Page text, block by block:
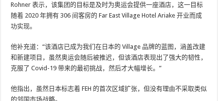
Rohner 表示，该集团的目标是及时为奥运会提供一座酒店，这一目标
随着 2020 年拥有 306 间客房的 Far East Village Hotel Ariake 开业而成
功实现。
他补充道：“该酒店已成为我们在日本的 Village 品牌的蓝图，涵盖改建
和新建项目，虽然奥运会随后被推迟，但该酒店表现出了强大的韧性，
克服了 Covid-19 带来的最初挑战，然后才大幅增长。”
他指出，虽然日本标志着 FEH 的首次区域扩张，但没有理由不采取类似
的邻国市场战略。